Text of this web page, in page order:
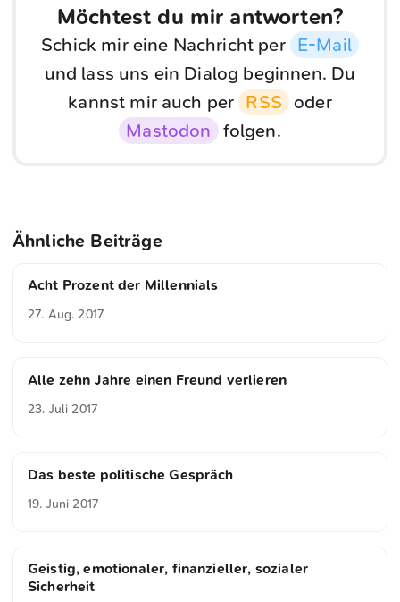
Möchtest du mir antworten?
Schick mir eine Nachricht per E-Mail
und lass uns ein Dialog beginnen. Du
kannst mir auch per RSS oder
Mastodon folgen.
Ähnliche Beiträge
Acht Prozent der Millennials
27. Aug. 2017
Alle zehn Jahre einen Freund verlieren
23. Juli 2017
Das beste politische Gespräch
19. Juni 2017
Geistig, emotionaler, finanzieller, sozialer
Sicherheit